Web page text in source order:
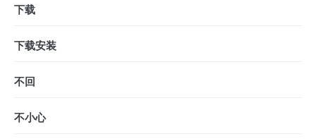
下载
下载安装
不回
不小心